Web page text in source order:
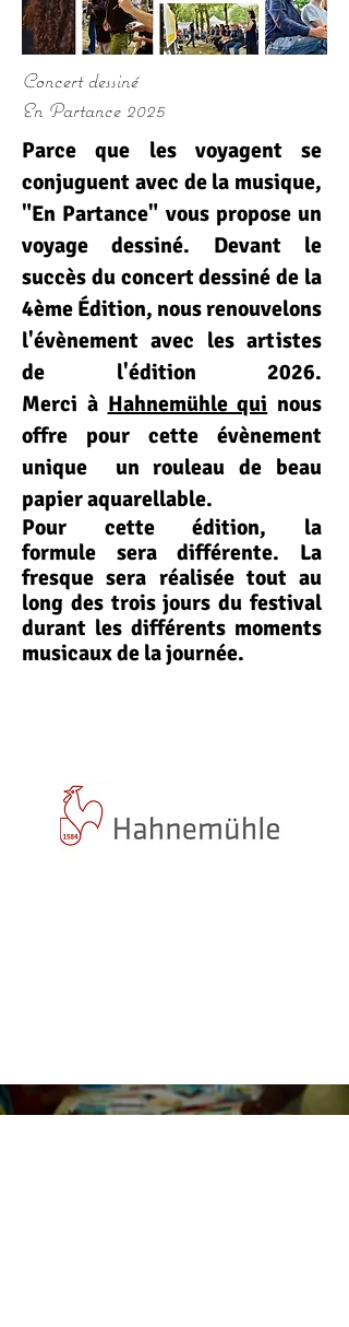
Concert dessiné
En Partance 2025
Parce que les voyagent se
conjuguent avec de la musique,
"En Partance" vous propose un
voyage dessiné. Devant le
succès du concert dessiné de la
4ème Édition, nous renouvelons
l'évènement avec les artistes
de l'édition 2026.
Merci à Hahnemühle qui nous
offre pour cette évènement
unique un rouleau de beau
papier aquarellable.
Pour cette édition, la
formule sera différente. La
fresque sera réalisée tout au
long des trois jours du festival
durant les différents moments
musicaux de la journée.